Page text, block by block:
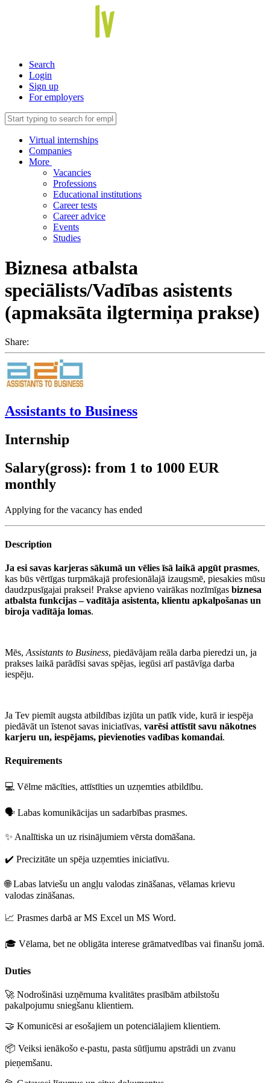
Search
Login
Sign up
For employers
Virtual internships
Companies
More
Vacancies
Professions
Educational institutions
Career tests
Career advice
Events
Studies
Biznesa atbalsta
speciālists/Vadības asistents
(apmaksāta ilgtermiņa prakse)
Share:
Assistants to Business
Internship
Salary(gross): from 1 to 1000 EUR
monthly
Applying for the vacancy has ended
Description
Ja esi savas karjeras sākumā un vēlies īsā laikā apgūt prasmes,
kas būs vērtīgas turpmākajā profesionālajā izaugsmē, piesakies mūsu
daudzpusīgajai praksei! Prakse apvieno vairākas nozīmīgas biznesa
atbalsta funkcijas – vadītāja asistenta, klientu apkalpošanas un
biroja vadītāja lomas.
Mēs, Assistants to Business, piedāvājam reāla darba pieredzi un, ja
prakses laikā parādīsi savas spējas, iegūsi arī pastāvīga darba
iespēju.
Ja Tev piemīt augsta atbildības izjūta un patīk vide, kurā ir iespēja
piedāvāt un īstenot savas iniciatīvas, varēsi attīstīt savu nākotnes
karjeru un, iespējams, pievienoties vadības komandai.
Requirements
💻 Vēlme mācīties, attīstīties un uzņemties atbildību.
🗣️ Labas komunikācijas un sadarbības prasmes.
✨ Analītiska un uz risinājumiem vērsta domāšana.
✔️ Precizitāte un spēja uzņemties iniciatīvu.
🌐 Labas latviešu un angļu valodas zināšanas, vēlamas krievu
valodas zināšanas.
📈 Prasmes darbā ar MS Excel un MS Word.
🎓 Vēlama, bet ne obligāta interese grāmatvedības vai finanšu jomā.
Duties
🚀 Nodrošināsi uzņēmuma kvalitātes prasībām atbilstošu
pakalpojumu sniegšanu klientiem.
🤝 Komunicēsi ar esošajiem un potenciālajiem klientiem.
📦 Veiksi ienākošo e-pastu, pasta sūtījumu apstrādi un zvanu
pieņemšanu.